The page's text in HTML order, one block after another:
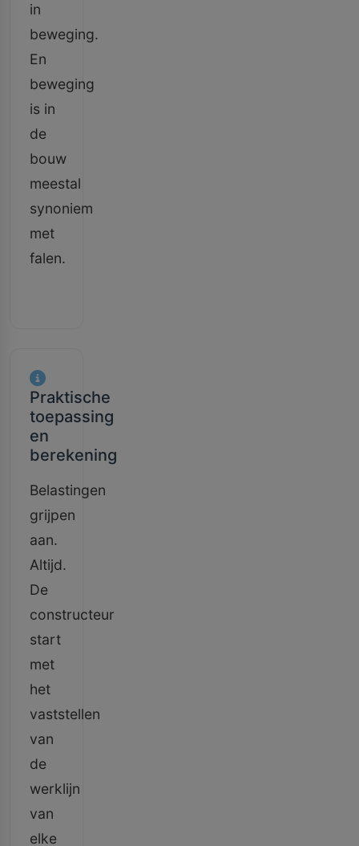
in
beweging.
En
beweging
is in
de
bouw
meestal
synoniem
met
falen.
Praktische
toepassing
en
berekening
Belastingen
grijpen
aan.
Altijd.
De
constructeur
start
met
het
vaststellen
van
de
werklijn
van
elke